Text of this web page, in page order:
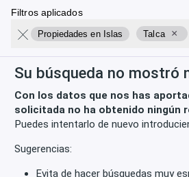
Filtros aplicados
Propiedades en Islas Talca ×
Su búsqueda no mostró
Con los datos que nos has
solicitada no ha obtenido ningún
Puedes intentarlo de nuevo
Sugerencias:
Evita de hacer búsquedas muy